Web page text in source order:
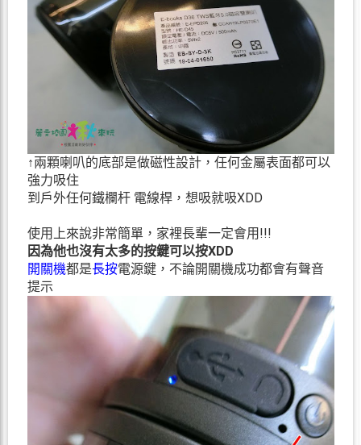
↑兩顆喇叭的底部是做磁性設計，任何金屬表面都可以
強力吸住
到戶外任何鐵欄杆 電線桿，想吸就吸XDD
使用上來說非常簡單，家裡長輩一定會用!!!
因為他也沒有太多的按鍵可以按XDD
開關機都是長按電源鍵，不論開關機成功都會有聲音
提示